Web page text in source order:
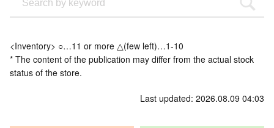
<Inventory> ○…11 or more △(few left)…1-10
* The content of the publication may differ from the actual stock
status of the store.
Last updated: 2026.08.09 04:03